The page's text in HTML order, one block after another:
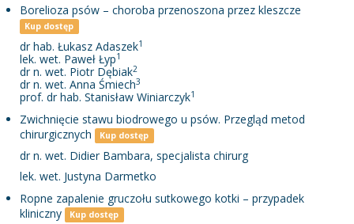
Borelioza psów – choroba przenoszona przez kleszcze
Kup dostęp
dr hab. Łukasz Adaszek1
lek. wet. Paweł Łyp1
dr n. wet. Piotr Dębiak2
dr n. wet. Anna Śmiech3
prof. dr hab. Stanisław Winiarczyk1
Zwichnięcie stawu biodrowego u psów. Przegląd metod
chirurgicznych
Kup dostęp
dr n. wet. Didier Bambara, specjalista chirurg
lek. wet. Justyna Darmetko
Ropne zapalenie gruczołu sutkowego kotki – przypadek
kliniczny
Kup dostęp